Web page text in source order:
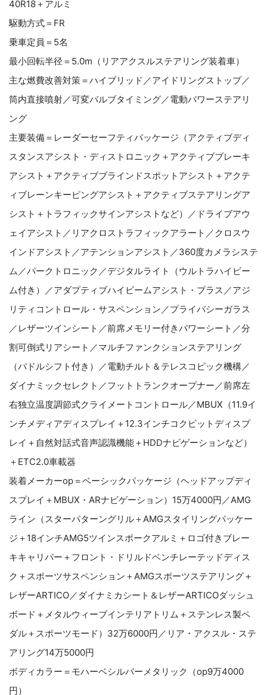
40R18＋アルミ
駆動方式＝FR
乗車定員＝5名
最小回転半径＝5.0m（リアアクスルステアリング装着車）
主な燃費改善対策＝ハイブリッド／アイドリングストップ／
筒内直接噴射／可変バルブタイミング／電動パワーステアリ
ング
主要装備＝レーダーセーフティパッケージ（アクティブディ
スタンスアシスト・ディストロニック＋アクティブブレーキ
アシスト＋アクティブブラインドスポットアシスト＋アクテ
ィブレーンキーピングアシスト＋アクティブステアリングア
シスト＋トラフィックサインアシストなど）／ドライブアウ
ェイアシスト／リアクロストラフィックアラート／クロスウ
インドアシスト／アテンションアシスト／360度カメラシステ
ム／パークトロニック／デジタルライト（ウルトラハイビー
ム付き）／アダプティブハイビームアシスト・プラス／アジ
リティコントロール・サスペンション／プライバシーガラス
／レザーツインシート／前席メモリー付きパワーシート／分
割可倒式リアシート／マルチファンクションステアリング
（パドルシフト付き）／電動チルト＆テレスコピック機構／
ダイナミックセレクト／フットトランクオープナー／前席左
右独立温度調節式クライメートコントロール／MBUX（11.9イ
ンチメディアディスプレイ＋12.3インチコクピットディスプ
レイ＋自然対話式音声認識機能＋HDDナビゲーションなど）
＋ETC2.0車載器
装着メーカーop＝ベーシックパッケージ（ヘッドアップディ
スプレイ＋MBUX・ARナビゲーション）15万4000円／AMG
ライン（スターパターングリル＋AMGスタイリングパッケー
ジ＋18インチAMG5ツインスポークアルミ＋ロゴ付きブレー
キキャリパー＋フロント・ドリルドベンチレーテッドディス
ク＋スポーツサスペンション＋AMGスポーツステアリング＋
レザーARTICO／ダイナミカシート＆レザーARTICOダッシュ
ボード＋メタルウィーブインテリアトリム＋ステンレス製ペ
ダル＋スポーツモード）32万6000円／リア・アクスル・ステ
アリング14万5000円
ボディカラー＝モハーベシルバーメタリック（op9万4000
円）